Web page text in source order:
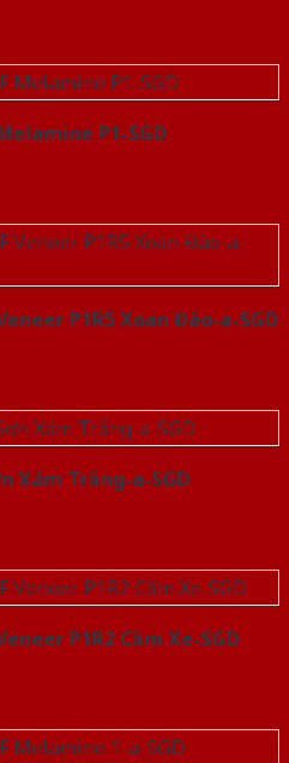
P1-SGD
P1R5 Xoan Đào-a-SGD
Xám Trắng-a-SGD
P1R2 Căm Xe-SGD